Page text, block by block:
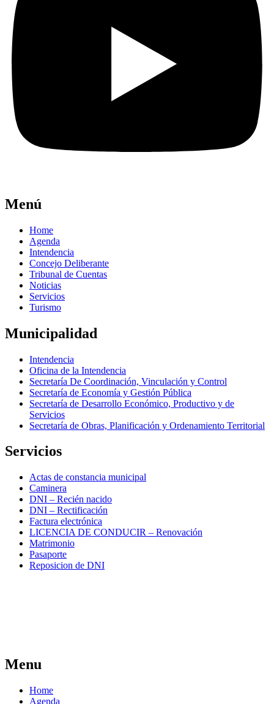
Menú
Home
Agenda
Intendencia
Concejo Deliberante
Tribunal de Cuentas
Noticias
Servicios
Turismo
Municipalidad
Intendencia
Oficina de la Intendencia
Secretaría De Coordinación, Vinculación y Control
Secretaría de Economía y Gestión Pública
Secretaría de Desarrollo Económico, Productivo y de
Servicios
Secretaría de Obras, Planificación y Ordenamiento Territorial
Servicios
Actas de constancia municipal
Caminera
DNI – Recién nacido
DNI – Rectificación
Factura electrónica
LICENCIA DE CONDUCIR – Renovación
Matrimonio
Pasaporte
Reposicion de DNI
Menu
Home
Agenda